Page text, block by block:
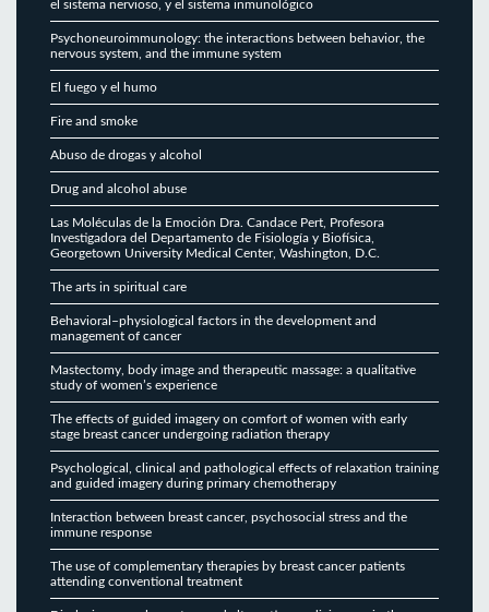
el sistema nervioso, y el sistema inmunológico
Psychoneuroimmunology: the interactions between behavior, the
nervous system, and the immune system
El fuego y el humo
Fire and smoke
Abuso de drogas y alcohol
Drug and alcohol abuse
Las Moléculas de la Emoción Dra. Candace Pert, Profesora
Investigadora del Departamento de Fisiología y Biofísica,
Georgetown University Medical Center, Washington, D.C.
The arts in spiritual care
Behavioral–physiological factors in the development and
management of cancer
Mastectomy, body image and therapeutic massage: a qualitative
study of women’s experience
The effects of guided imagery on comfort of women with early
stage breast cancer undergoing radiation therapy
Psychological, clinical and pathological effects of relaxation training
and guided imagery during primary chemotherapy
Interaction between breast cancer, psychosocial stress and the
immune response
The use of complementary therapies by breast cancer patients
attending conventional treatment